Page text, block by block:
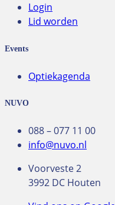
Login
Lid worden
Events
Optiekagenda
NUVO
088 – 077 11 00
info@nuvo.nl
Voorveste 2
3992 DC Houten